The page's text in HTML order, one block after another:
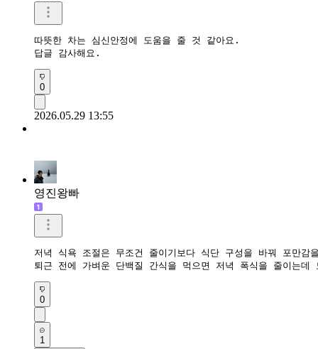
따뜻한 차는 심신안정에 도움을 줄 것 같아요.
답글 감사해요.
0
2026.05.29 13:55
영진왕빠
저녁 식욕 조절은 무조건 줄이기보다 식단 구성을 바꿔 포만감
퇴근 전에 가벼운 단백질 간식을 먹으면 저녁 폭식을 줄이는데
0
1